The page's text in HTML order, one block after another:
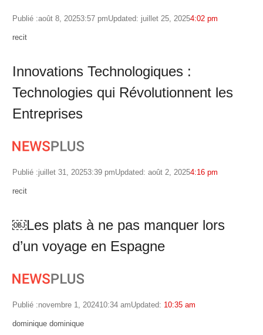
Publié :août 8, 20253:57 pmUpdated: juillet 25, 20254:02 pm
Author
recit
Innovations Technologiques :
Technologies qui Révolutionnent les
Entreprises
Publié :juillet 31, 20253:39 pmUpdated: août 2, 20254:16 pm
Author
recit
￼Les plats à ne pas manquer lors
d’un voyage en Espagne
Publié :novembre 1, 202410:34 amUpdated: 10:35 am
Author
dominique dominique